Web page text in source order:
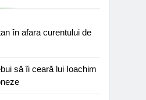
în afara curentului de
să îi ceară lui Ioachim